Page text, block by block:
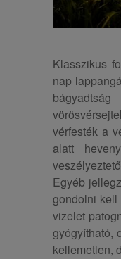
Klasszikus
nap
vérfesték a
alatt
Egyéb
gondolni kell
vizelet
gyógyítható,
kellemetlen,